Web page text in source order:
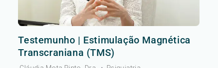
Testemunho | Estimulação Magnética
Transcraniana (TMS)